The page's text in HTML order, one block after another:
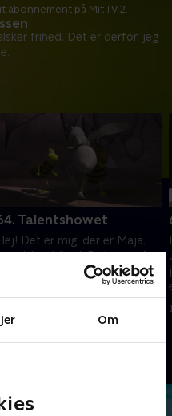
Om
frihed. Det er derfor, jeg
på Mit TV 2.
Talentshowet
Det er mig, der er Maja.
elsker frihed. Det er derfor,
jeg bor på engen i stedet for i